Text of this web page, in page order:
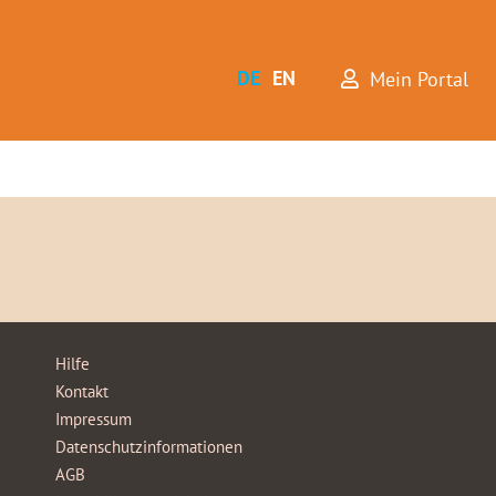
DE EN Mein Portal
Hilfe
Kontakt
Impressum
Datenschutzinformationen
AGB